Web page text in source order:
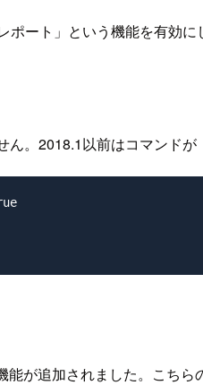
ポート」という機能を有効
。2018.1以前はコマンド
が追加されました。こち